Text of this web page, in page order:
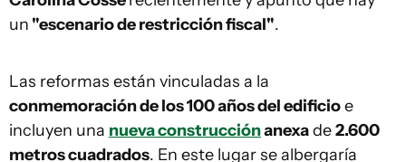
un "escenario de restricción fiscal".
Las reformas están vinculadas a la
conmemoración de los 100 años del edificioe
incluyen una nueva construcciónanexade2.600
metros cuadrados. En este lugar se albergaría